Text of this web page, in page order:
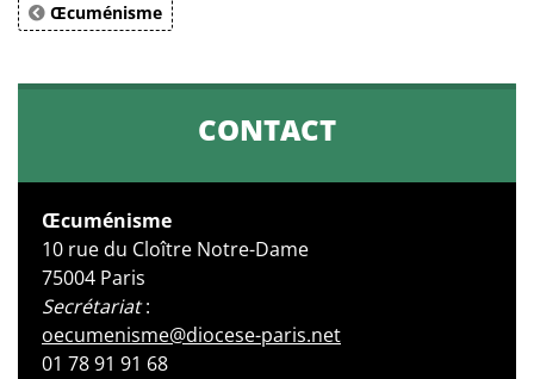
Œcuménisme
CONTACT
Œcuménisme
10 rue du Cloître Notre-Dame
75004 Paris
Secrétariat:
oecumenisme@diocese-paris.net
01 78 91 91 68